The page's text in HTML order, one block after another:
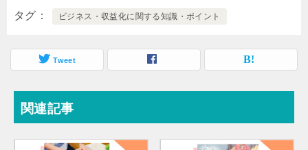
タグ ビジネス・収益化に関する知識・ポイント
Tweet
関連記事